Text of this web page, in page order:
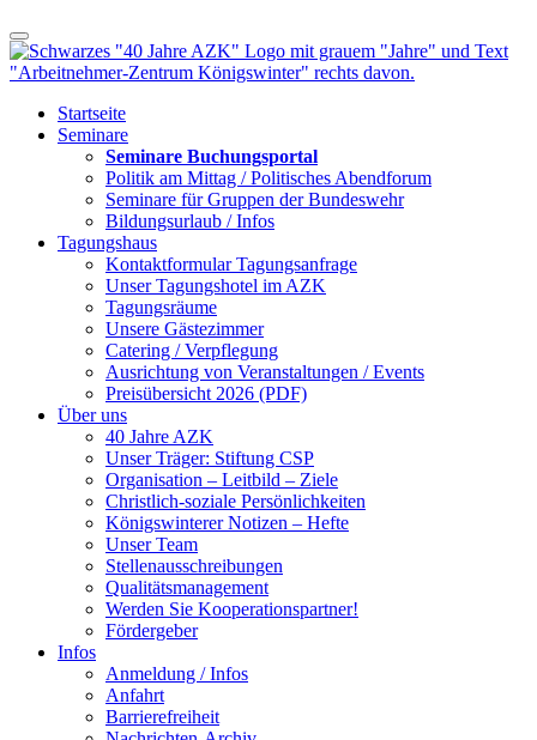
Startseite
Seminare
Seminare Buchungsportal
Politik am Mittag / Politisches Abendforum
Seminare für Gruppen der Bundeswehr
Bildungsurlaub / Infos
Tagungshaus
Kontaktformular Tagungsanfrage
Unser Tagungshotel im AZK
Tagungsräume
Unsere Gästezimmer
Catering / Verpflegung
Ausrichtung von Veranstaltungen / Events
Preisübersicht 2026 (PDF)
Über uns
40 Jahre AZK
Unser Träger: Stiftung CSP
Organisation – Leitbild – Ziele
Christlich-soziale Persönlichkeiten
Königswinterer Notizen – Hefte
Unser Team
Stellenausschreibungen
Qualitätsmanagement
Werden Sie Kooperationspartner!
Fördergeber
Infos
Anmeldung / Infos
Anfahrt
Barrierefreiheit